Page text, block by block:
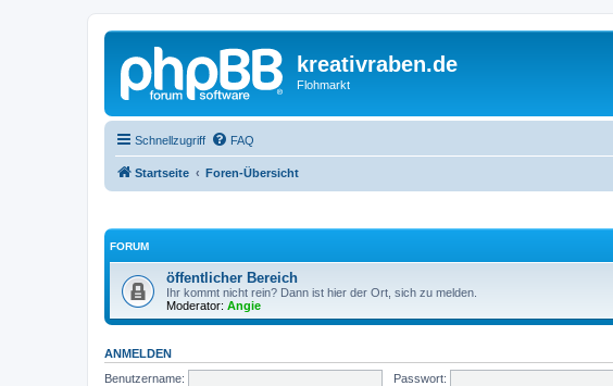
kreativraben.de
Flohmarkt
Schnellzugriff FAQ
Startseite Foren-Übersicht
FORUM
öffentlicher Bereich
Ihr kommt nicht rein? Dann ist hier der Ort, sich zu melden.
Moderator: Angie
ANMELDEN
Benutzername:
Passwort: